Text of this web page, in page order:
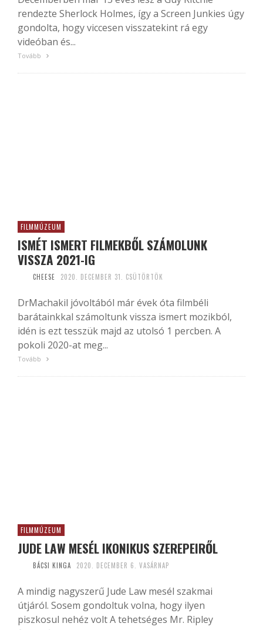
rendezte Sherlock Holmes, így a Screen Junkies úgy
gondolta, hogy viccesen visszatekint rá egy
videóban és...
Tovább
FILMMÚZEUM
ISMÉT ISMERT FILMEKBŐL SZÁMOLUNK
VISSZA 2021-IG
CHEESE 2020. DECEMBER 31. CSÜTÖRTÖK
DrMachakil jóvoltából már évek óta filmbéli
barátainkkal számoltunk vissza ismert mozikból,
idén is ezt tesszük majd az utolsó 1 percben. A
pokoli 2020-at meg...
Tovább
FILMMÚZEUM
JUDE LAW MESÉL IKONIKUS SZEREPEIRŐL
BÁCSI KINGA 2020. DECEMBER 6. VASÁRNAP
A mindig nagyszerű Jude Law mesél szakmai
útjáról. Sosem gondoltuk volna, hogy ilyen
piszkosul nehéz volt A tehetséges Mr. Ripley